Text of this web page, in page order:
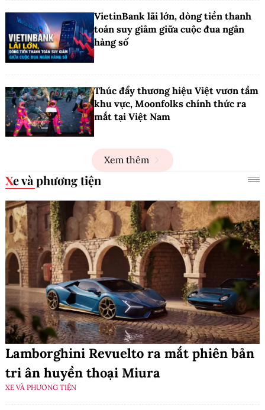
VietinBank lãi lớn, dòng tiền thanh
toán suy giảm giữa cuộc đua ngân
hàng số
Thúc đẩy thương hiệu Việt vươn tầm
khu vực, Moonfolks chính thức ra
mắt tại Việt Nam
Xem thêm
Xe và phương tiện
Lamborghini Revuelto ra mắt phiên bản
tri ân huyền thoại Miura
XE VÀ PHƯƠNG TIỆN